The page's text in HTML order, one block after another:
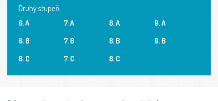
Druhý stupeň
6. A
6. B
6. C
7. A
7. B
7. C
8. A
8. B
8. C
9. A
9. B